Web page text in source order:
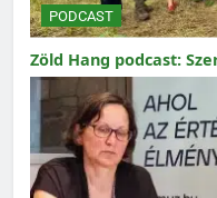
PODCAST
Zöld Hang podcast: